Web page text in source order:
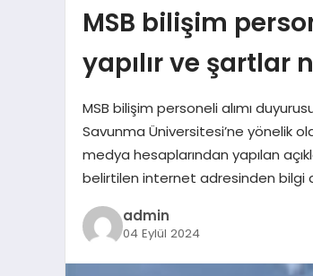
MSB bilişim
yapılır ve şartlar
MSB bilişim personeli alımı
Savunma Üniversitesi’ne yönelik
medya hesaplarından yapılan
belirtilen internet adresinden bilgi
admin
04 Eylül 2024